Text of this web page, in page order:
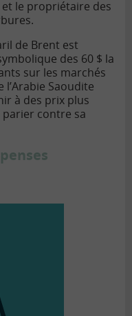
le propriétaire des
de Brent est
des 60 $ la
sur les marchés
Saoudite
à des prix plus
parier contre sa